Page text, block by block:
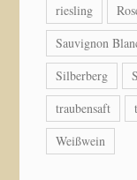
riesling
Sauvignon
Silberberg
traubensaft
Weißwein